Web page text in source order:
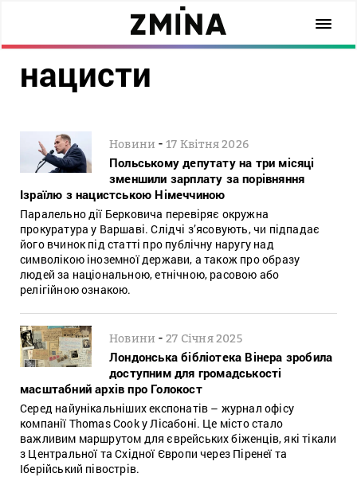
нацисти
Новини -17 Квітня 2026
Польському депутату на три місяці
зменшили зарплату за порівняння
Ізраїлю з нацистською Німеччиною
Паралельно дії Берковича перевіряє окружна
прокуратура у Варшаві. Слідчі з’ясовують, чи підпадає
його вчинок під статті про публічну наругу над
символікою іноземної держави, а також про образу
людей за національною, етнічною, расовою або
релігійною ознакою.
Новини -27 Січня 2025
Лондонська бібліотека Вінера зробила
доступним для громадськості
масштабний архів про Голокост
Серед найунікальніших експонатів – журнал офісу
компанії Thomas Cook у Лісабоні. Це місто стало
важливим маршрутом для єврейських біженців, які тікали
з Центральної та Східної Європи через Піренеї та
Іберійський півострів.